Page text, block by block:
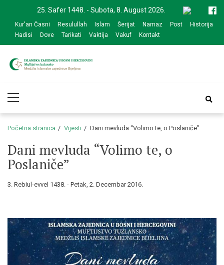
navigation
content
25. Safer 1448. - Subota, 8. August 2026.
Kur'an Časni Resulullah Islam Šerijat Namaz Post
Historija
Hadisi
Dove Tarikati Vaktija Vakuf Kontakt
zajednice Bijeljina
Menu
Početna stranica Vijesti Dani mevluda “Volimo te, o Poslaniče”
Dani mevluda “Volimo te, o
Poslaniče”
3. Rebiul-evvel 1438. - Petak, 2. Decembar 2016.